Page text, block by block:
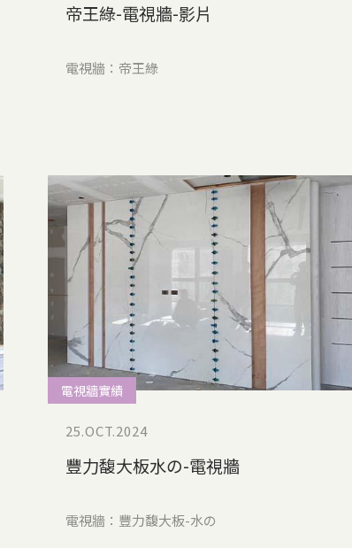
帝王綠-電視牆-影片
電視牆：帝王綠
電視牆實績
25.OCT.2024
豐力馥大板水の-電視牆
電視牆：豐力馥大板-水の